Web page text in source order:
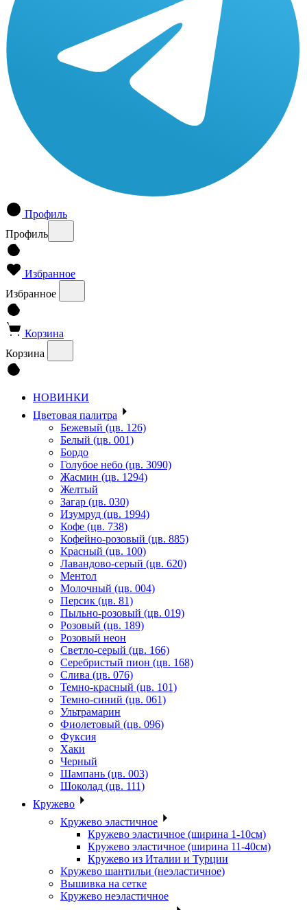
Профиль
Профиль
Избранное
Избранное
Корзина
Корзина
НОВИНКИ
Цветовая палитра
Бежевый (цв. 126)
Белый (цв. 001)
Бордо
Голубое небо (цв. 3090)
Жасмин (цв. 1294)
Желтый
Загар (цв. 030)
Изумруд (цв. 1994)
Кофе (цв. 738)
Кофейно-розовый (цв. 885)
Красный (цв. 100)
Лавандово-серый (цв. 620)
Ментол
Молочный (цв. 004)
Персик (цв. 81)
Пыльно-розовый (цв. 019)
Розовый (цв. 189)
Розовый неон
Светло-серый (цв. 166)
Серебристый пион (цв. 168)
Слива (цв. 076)
Темно-красный (цв. 101)
Темно-синий (цв. 061)
Ультрамарин
Фиолетовый (цв. 096)
Фуксия
Хаки
Черный
Шампань (цв. 003)
Шоколад (цв. 111)
Кружево
Кружево эластичное
Кружево эластичное (ширина 1-10см)
Кружево эластичное (ширина 11-40см)
Кружево из Италии и Турции
Кружево шантильи (неэластичное)
Вышивка на сетке
Кружево неэластичное